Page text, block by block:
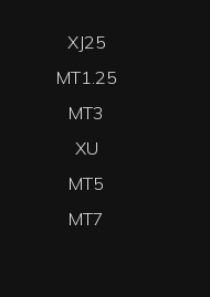
XJ25
MT1.25
MT3
XU
MT5
MT7